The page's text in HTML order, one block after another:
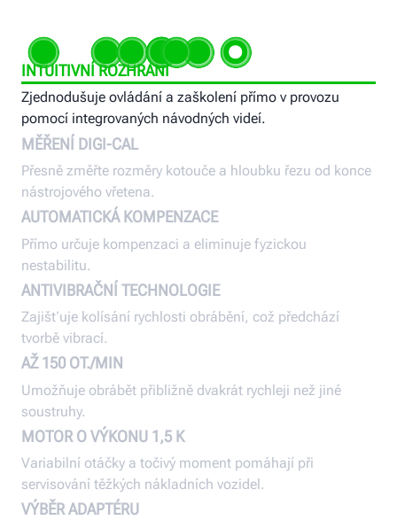
INTUITIVNÍ ROZHRANÍ
Zjednodušuje ovládání a zaškolení přímo v provozu
pomocí integrovaných návodných videí.
MĚŘENÍ DIGI-CAL
Přesně změřte rozměry kotouče a hloubku řezu od konce
nástrojového vřetena.
AUTOMATICKÁ KOMPENZACE
Přímo určuje kompenzaci a eliminuje fyzickou
nestabilitu.
ANTIVIBRAČNÍ TECHNOLOGIE
Zajišťuje kolísání rychlosti obrábění, což předchází
tvorbě vibrací.
AŽ 150 OT./MIN
Umožňuje obrábět přibližně dvakrát rychleji než jiné
soustruhy.
MOTOR O VÝKONU 1,5 K
Variabilní otáčky a točivý moment pomáhají při
servisování těžkých nákladních vozidel.
VÝBĚR ADAPTÉRU